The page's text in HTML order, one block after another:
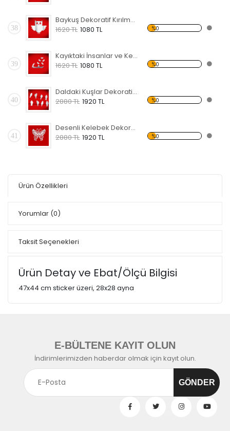
38
Baykuş Dekoratif Kırılmaz Ayna
1620 TL 1080 TL %0
39
Kayıktaki İnsanlar ve Kelebekler Dekoratif Kırılmaz Ayna
1620 TL 1080 TL %0
40
Daldaki Kuşlar Dekoratif Kırılmaz Ayna
2880 TL 1920 TL %0
41
Desenli Kelebek Dekoratif Kırılmaz Ayna
2880 TL 1920 TL %0
Ürün Özellikleri
Yorumlar (0)
Taksit Seçenekleri
Ürün Detay ve Ebat/Ölçü Bilgisi
47x44 cm sticker üzeri, 28x28 ayna
E-BÜLTENE KAYIT OLUN
İndirimlerimizden haberdar olmak için kayıt olun.